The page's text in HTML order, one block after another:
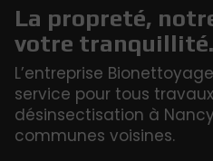
La propreté,
votre tranquillité.
L’entreprise
service pour tous
désinsectisation à
communes voisines.